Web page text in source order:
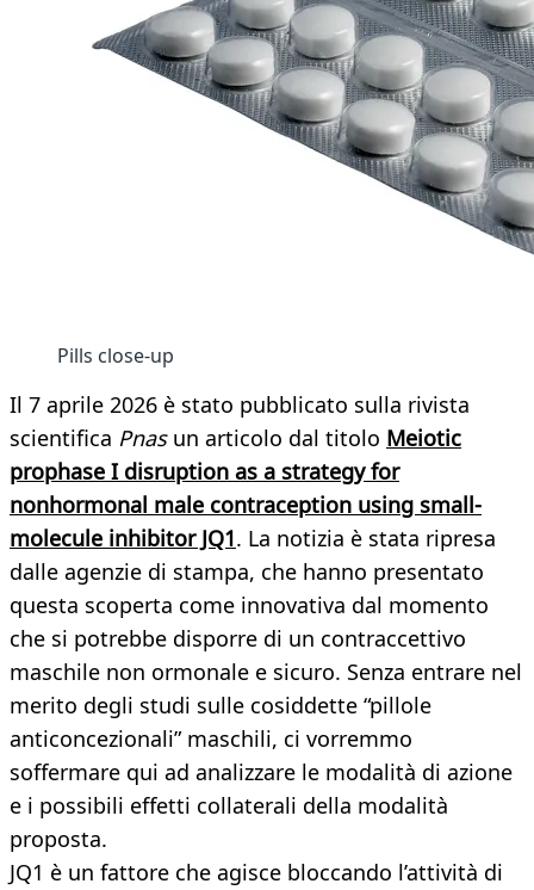
Pills close-up
Il 7 aprile 2026 è stato pubblicato sulla rivista
scientifica Pnasun articolo dal titolo Meiotic
prophase I disruption as a strategy for
nonhormonal male contraception using small-
molecule inhibitor JQ1. La notizia è stata ripresa
dalle agenzie di stampa, che hanno presentato
questa scoperta come innovativa dal momento
che si potrebbe disporre di un contraccettivo
maschile non ormonale e sicuro. Senza entrare nel
merito degli studi sulle cosiddette “pillole
anticoncezionali” maschili, ci vorremmo
soffermare qui ad analizzare le modalità di azione
e i possibili effetti collaterali della modalità
proposta.
JQ1 è un fattore che agisce bloccando l’attività di